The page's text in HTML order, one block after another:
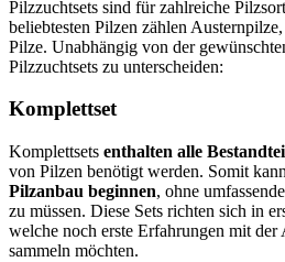
Pilzzuchtsets sind für zahlreiche
beliebtesten Pilzen zählen
Pilze. Unabhängig von der
Pilzzuchtsets zu unterscheiden:
Komplettset
Komplettsets enthalten alle
von Pilzen benötigt werden. Somit
Pilzanbau beginnen, ohne
zu müssen. Diese Sets richten sich in
welche noch erste Erfahrungen mit
sammeln möchten.